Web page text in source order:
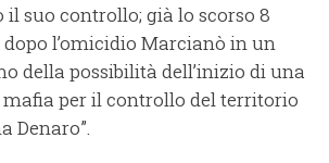
il suo controllo; già lo scorso 8
l’omicidio Marcianò in un
della possibilità dell’inizio di una
mafia per il controllo del territorio
Denaro”.